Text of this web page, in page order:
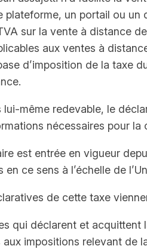
plateforme, un portail ou un
sur la vente à distance
aux ventes à
d’imposition de la taxe
lui‑même redevable, le
nécessaires pour la
est entrée en vigueur
ce sens à l’échelle de
de cette taxe
qui déclarent et acquittent
aux impositions relevant de